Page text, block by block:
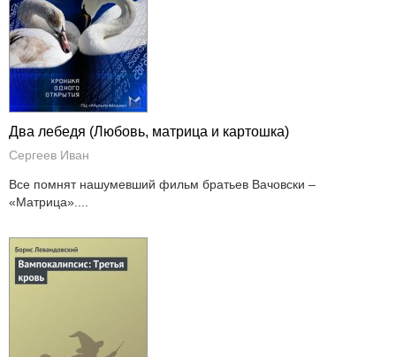
Два лебедя (Любовь, матрица и картошка)
Сергеев Иван
Все помнят нашумевший фильм братьев Вачовски –
«Матрица»....